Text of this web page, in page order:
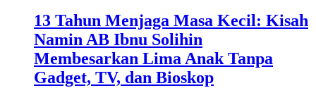
13 Tahun Menjaga Masa Kecil: Kisah
Namin AB Ibnu Solihin
Membesarkan Lima Anak Tanpa
Gadget, TV, dan Bioskop